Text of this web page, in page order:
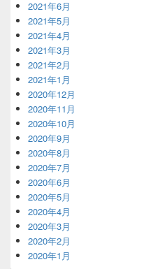
2021年6月
2021年5月
2021年4月
2021年3月
2021年2月
2021年1月
2020年12月
2020年11月
2020年10月
2020年9月
2020年8月
2020年7月
2020年6月
2020年5月
2020年4月
2020年3月
2020年2月
2020年1月